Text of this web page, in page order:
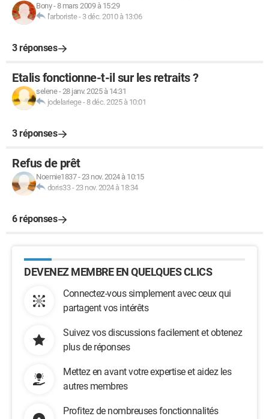
Bony-8 mars 2009 à 15:29
l'arboriste- 3 déc. 2010 à 13:06
3 réponses
Etalis fonctionne-t-il sur les retraits ?
selene-28 janv. 2025 à 14:31
jodelariege- 8 déc. 2025 à 10:01
3 réponses
Refus de prêt
Noemie1837-23 nov. 2024 à 10:15
doris33-23 nov. 2024 à 18:34
6 réponses
DEVENEZ MEMBRE EN QUELQUES CLICS
Connectez-vous simplement avec ceux qui
partagent vos intérêts
Suivez vos discussions facilement et obtenez
plus de réponses
Mettez en avant votre expertise et aidez les
autres membres
Profitez de nombreuses fonctionnalités